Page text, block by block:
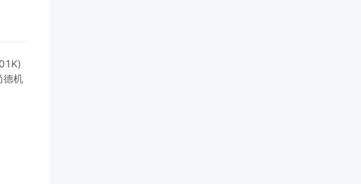
德机